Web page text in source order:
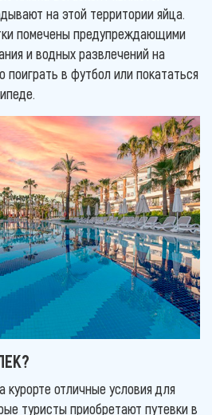
на этой территории яйца.
помечены предупреждающими
и водных развлечений на
в футбол или покататься
отличные условия для
туристы приобретают путевки в